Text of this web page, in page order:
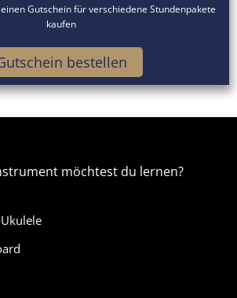
Gutschein für verschiedene Stundenpakete
kaufen
bestellen
möchtest du lernen?